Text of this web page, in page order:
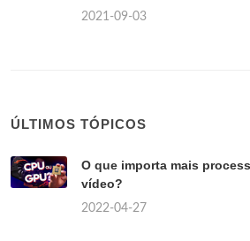
2021-09-03
ÚLTIMOS TÓPICOS
O que importa mais
vídeo?
2022-04-27